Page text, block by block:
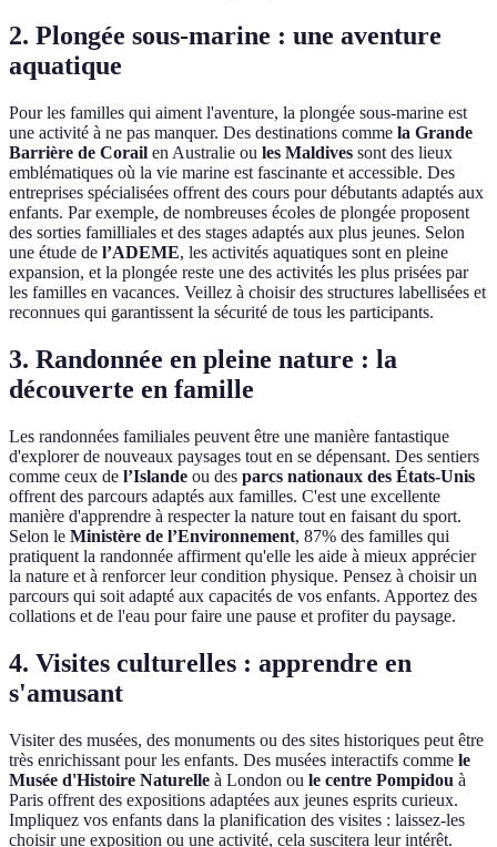
2. Plongée sous-marine : une aventure
aquatique
Pour les familles qui aiment l'aventure, la plongée sous-marine est
une activité à ne pas manquer. Des destinations comme la Grande
Barrière de Corail en Australie ou les Maldives sont des lieux
emblématiques où la vie marine est fascinante et accessible. Des
entreprises spécialisées offrent des cours pour débutants adaptés aux
enfants. Par exemple, de nombreuses écoles de plongée proposent
des sorties familliales et des stages adaptés aux plus jeunes. Selon
une étude de l’ADEME, les activités aquatiques sont en pleine
expansion, et la plongée reste une des activités les plus prisées par
les familles en vacances. Veillez à choisir des structures labellisées et
reconnues qui garantissent la sécurité de tous les participants.
3. Randonnée en pleine nature : la
découverte en famille
Les randonnées familiales peuvent être une manière fantastique
d'explorer de nouveaux paysages tout en se dépensant. Des sentiers
comme ceux de l’Islande ou des parcs nationaux des États-Unis
offrent des parcours adaptés aux familles. C'est une excellente
manière d'apprendre à respecter la nature tout en faisant du sport.
Selon le Ministère de l’Environnement, 87% des familles qui
pratiquent la randonnée affirment qu'elle les aide à mieux apprécier
la nature et à renforcer leur condition physique. Pensez à choisir un
parcours qui soit adapté aux capacités de vos enfants. Apportez des
collations et de l'eau pour faire une pause et profiter du paysage.
4. Visites culturelles : apprendre en
s'amusant
Visiter des musées, des monuments ou des sites historiques peut être
très enrichissant pour les enfants. Des musées interactifs comme le
Musée d'Histoire Naturelle à London ou le centre Pompidou à
Paris offrent des expositions adaptées aux jeunes esprits curieux.
Impliquez vos enfants dans la planification des visites : laissez-les
choisir une exposition ou une activité, cela suscitera leur intérêt.